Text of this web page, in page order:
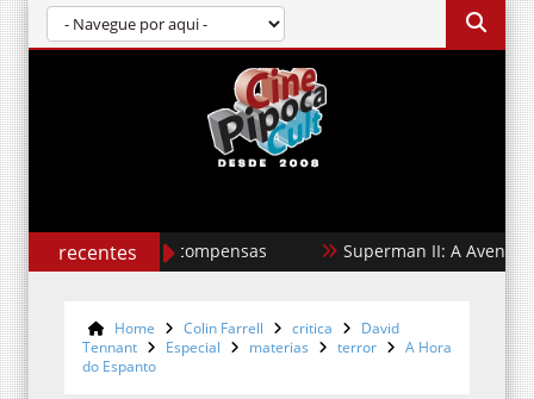
recentes
de Recompensas Superman II: A Aventura
Home Colin Farrell critica
David
Tennant
Especial materias terror
A Hora
do Espanto